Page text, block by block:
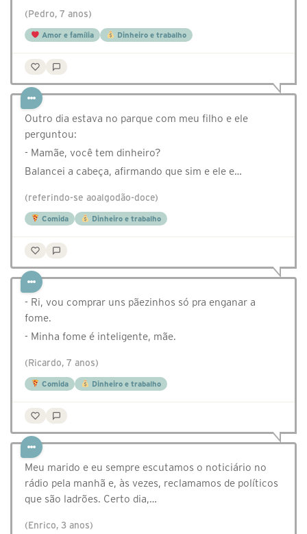
(Pedro, 7 anos)
Amor e família Dinheiro e trabalho
Outro dia estava no parque com meu filho e ele
perguntou:
- Mamãe, você tem dinheiro?
Balancei a cabeça, afirmando que sim e ele e…
(referindo-se aoalgodão-doce)
Comida Dinheiro e trabalho
- Ri, vou comprar uns pãezinhos só pra enganar a
fome.
- Minha fome é inteligente, mãe.
(Ricardo, 7 anos)
Comida Dinheiro e trabalho
Meu marido e eu sempre escutamos o noticiário no
rádio pela manhã e, às vezes, reclamamos de políticos
que são ladrões. Certo dia,…
(Enrico, 3 anos)